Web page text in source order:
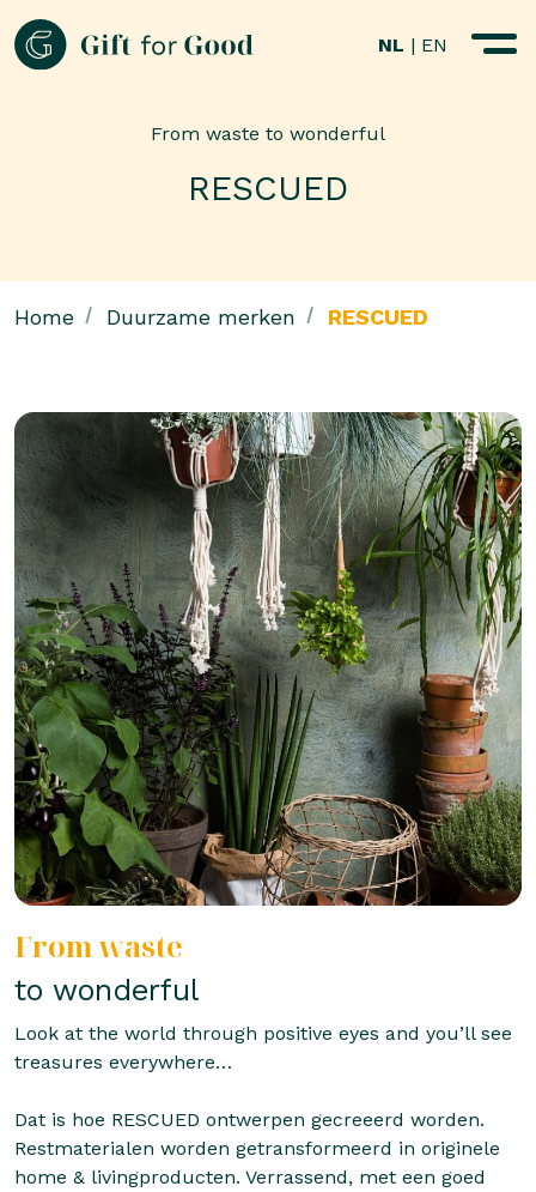
NL | EN
From waste to wonderful
RESCUED
Home Duurzame merken RESCUED
From waste
to wonderful
Look at the world through positive eyes and you’ll see
treasures everywhere…
Dat is hoe RESCUED ontwerpen gecreeerd worden.
Restmaterialen worden getransformeerd in originele
home & livingproducten. Verrassend, met een goed